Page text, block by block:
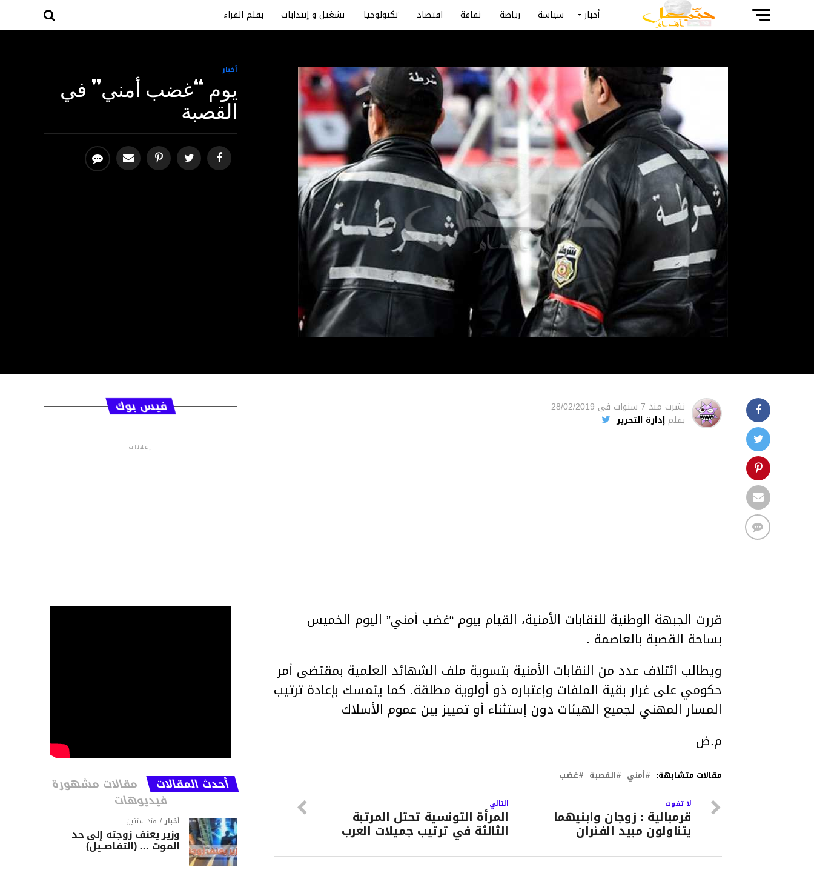
أخبار سياسة رياضة ثقافة اقتصاد تكنولوجيا تشغيل و إنتدابات بقلم القراء
أخبار
يوم “غضب أمني” في
القصبة
نشرت منذ 7 سنوات فى 28/02/2019
بقلم إدارة التحرير
قررت الجبهة الوطنية للنقابات الأمنية، القيام بيوم “غضب أمني” اليوم الخميس
بساحة القصبة بالعاصمة .
ويطالب ائتلاف عدد من النقابات الأمنية بتسوية ملف الشهائد العلمية بمقتضى أمر
حكومي على غرار بقية الملفات وإعتباره ذو أولوية مطلقة. كما يتمسك بإعادة ترتيب
المسار المهني لجميع الهيئات دون إستثناء أو تمييز بين عموم الأسلاك
م.ض
مقالات متشابهة: أمني القصبة غضب
التالي
المرأة التونسية تحتل المرتبة
الثالثة في ترتيب جميلات العرب
لا تفوت
قرمبالية : زوجان وابنيهما
يتناولون مبيد الفئران
فيس بوك
إعلانات
أحدث المقالات مقالات مشهورة
فيديوهات
أخبار منذ سنتين
وزير يعنف زوجته إلى حد
الموت … (التفاصــيل)